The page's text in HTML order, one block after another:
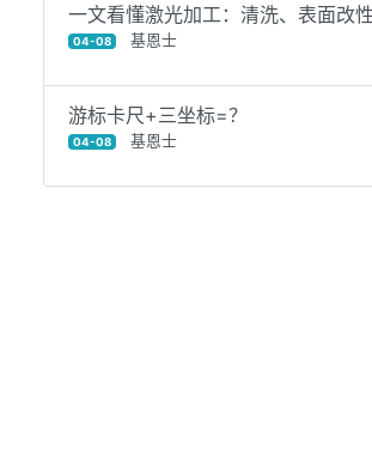
一文看懂激光加工：清洗、表面改
04-08 基恩士
游标卡尺+三坐标=？
04-08 基恩士